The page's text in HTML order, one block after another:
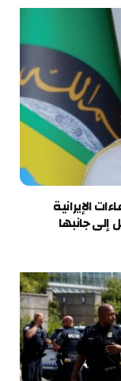
الإيرانية
إلى جانبها